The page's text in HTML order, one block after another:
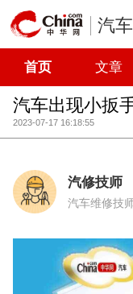
汽车
首页 文章
汽车出现小扳
2023-07-17 16:18:55
汽修技师
汽车维修技